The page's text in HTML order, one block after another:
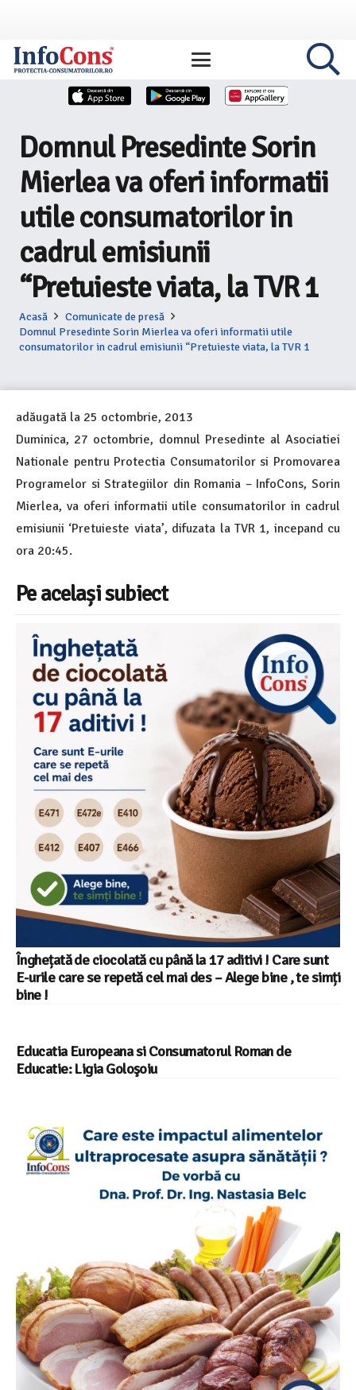
Domnul Presedinte Sorin
Mierlea va oferi informatii
utile consumatorilor in
cadrul emisiunii
“Pretuieste viata, la TVR 1
Acasă
Comunicate de presă
Domnul Presedinte Sorin Mierlea va oferi informatii utile
consumatorilor in cadrul emisiunii “Pretuieste viata, la TVR 1
adăugată la 25 octombrie, 2013
Duminica, 27 octombrie, domnul Presedinte al Asociatiei
Nationale pentru Protectia Consumatorilor si Promovarea
Programelor si Strategiilor din Romania – InfoCons, Sorin
Mierlea, va oferi informatii utile consumatorilor in cadrul
emisiunii ‘Pretuieste viata’, difuzata la TVR 1, incepand cu
ora 20:45.
Pe același subiect
Înghețată de ciocolată cu până la 17 aditivi ! Care sunt
E-urile care se repetă cel mai des – Alege bine , te simți
bine !
Educatia Europeana si Consumatorul Roman de
Educatie: Ligia Goloşoiu